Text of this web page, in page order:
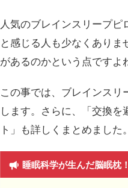
人気のブレインスリープピ
と感じる人も少なくあり
があるのかという点ですよ
この事では、ブレインス
します。さらに、「交換
ト」も詳しくまとめました。
睡眠科学が生んだ脳眠枕！